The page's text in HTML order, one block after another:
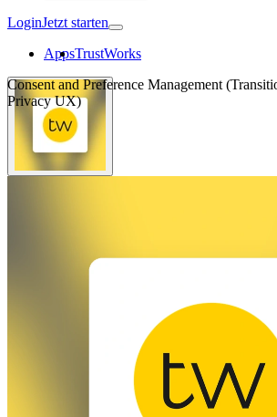
LoginJetzt starten
AppsTrustWorks
Consent and Preference Management
Privacy UX)